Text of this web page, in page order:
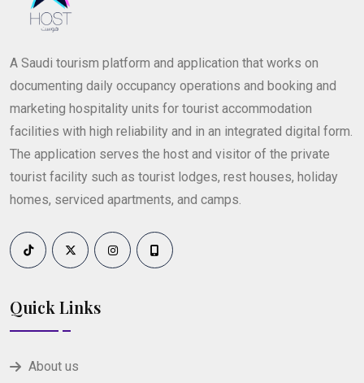
A Saudi tourism platform and application that works on
documenting daily occupancy operations and booking and
marketing hospitality units for tourist accommodation
facilities with high reliability and in an integrated digital form.
The application serves the host and visitor of the private
tourist facility such as tourist lodges, rest houses, holiday
homes, serviced apartments, and camps.
Quick Links
About us